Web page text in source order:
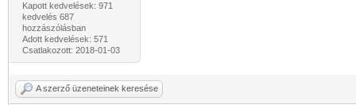
Kapott kedvelések: 971
kedvelés 687
hozzászólásban
Adott kedvelések: 571
Csatlakozott: 2018-01-03
A szerző üzeneteinek keresése